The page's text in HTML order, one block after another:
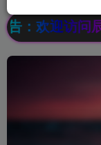
欢迎访问辰光